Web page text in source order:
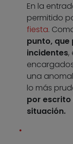
En la
permitido
fiesta.
punto, que
incidentes,
una
lo más
por escrito
situación.